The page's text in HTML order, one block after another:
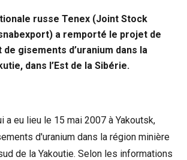
russe Tenex (Joint Stock
a remporté le projet de
gisements d’uranium dans la
dans l’Est de la Sibérie.
a eu lieu le 15 mai 2007 à Yakoutsk,
d'uranium dans la région minière
de la Yakoutie. Selon les informations